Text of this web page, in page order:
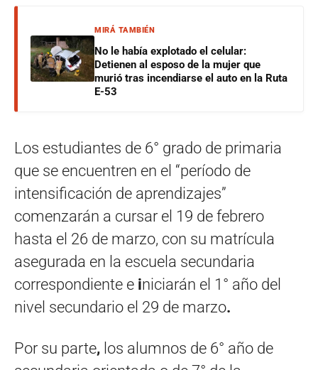
MIRÁ TAMBIÉN
No le había explotado el celular:
Detienen al esposo de la mujer que
murió tras incendiarse el auto en la Ruta
E-53
Los estudiantes de 6° grado de primaria
que se encuentren en el “período de
intensificación de aprendizajes”
comenzarán a cursar el 19 de febrero
hasta el 26 de marzo, con su matrícula
asegurada en la escuela secundaria
correspondiente e iniciarán el 1° año del
nivel secundario el 29 de marzo.
Por su parte, los alumnos de 6° año de